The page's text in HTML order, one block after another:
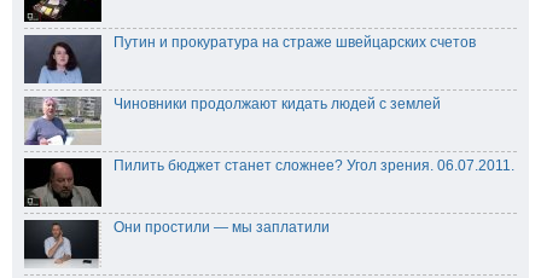
Путин и прокуратура на страже швейцарских счетов
Чиновники продолжают кидать людей с землей
Пилить бюджет станет сложнее? Угол зрения. 06.07.2011.
Они простили — мы заплатили